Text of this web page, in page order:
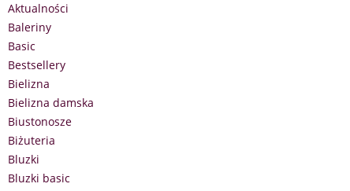
Aktualności
Baleriny
Basic
Bestsellery
Bielizna
Bielizna damska
Biustonosze
Biżuteria
Bluzki
Bluzki basic